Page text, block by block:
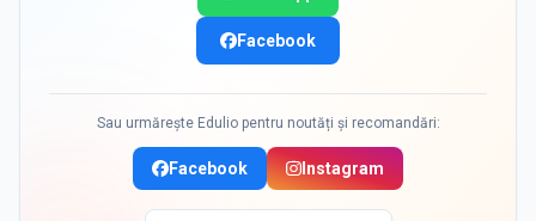
Facebook
Sau urmărește Edulio pentru noutăți și recomandări:
Facebook Instagram